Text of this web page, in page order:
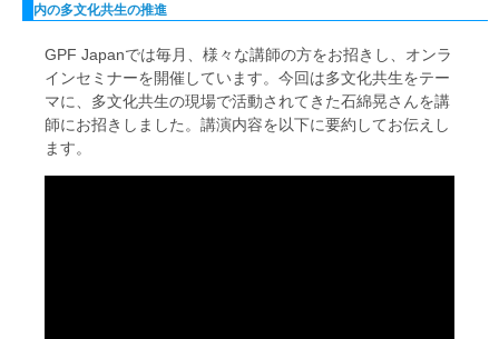
内の多文化共生の推進
GPF Japanでは毎月、様々な講師の方をお招きし、オンラ
インセミナーを開催しています。今回は多文化共生をテー
マに、多文化共生の現場で活動されてきた石綿晃さんを講
師にお招きしました。講演内容を以下に要約してお伝えし
ます。